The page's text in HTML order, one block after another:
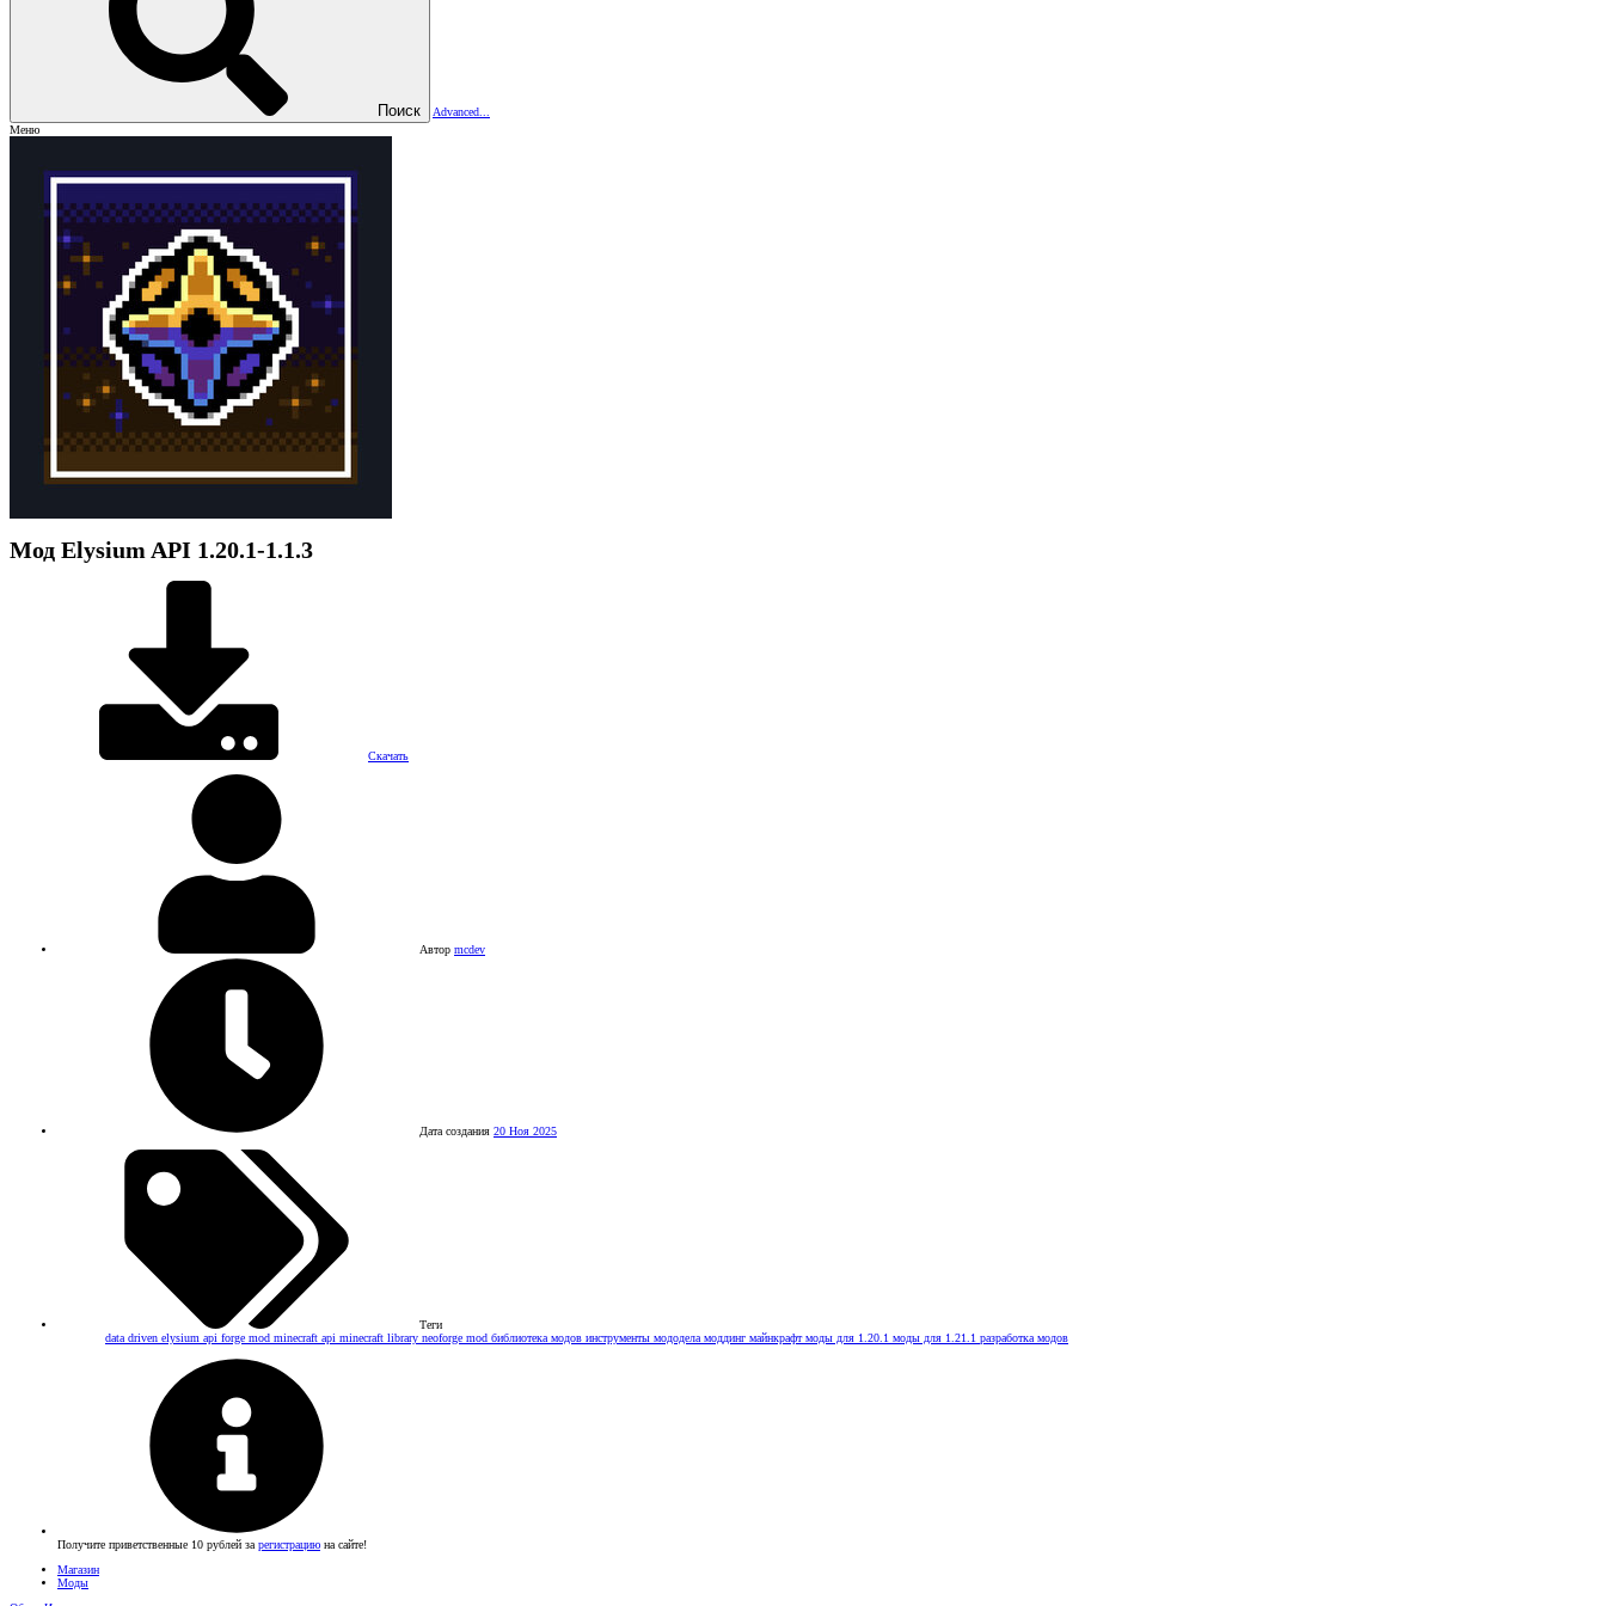
Поиск
Advanced...
Меню
Мод Elysium API 1.20.1-1.1.3
Скачать
Автор mcdev
Дата создания 20 Ноя 2025
Теги
data driven elysium api forge mod minecraft api minecraft library neoforge mod библиотека модов инструменты мододела моддинг майнкрафтмоды для 1.20.1 моды для 1.21.1 разработка модов
Получите приветственные 10 рублей за регистрацию на сайте!
Магазин
Моды